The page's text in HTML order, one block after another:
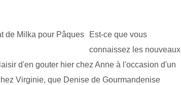
Est-ce que vous
connaissez les nouveaux
d'en gouter hier chez Anne à l'occasion d'un
Virginie, que Denise de Gourmandenise